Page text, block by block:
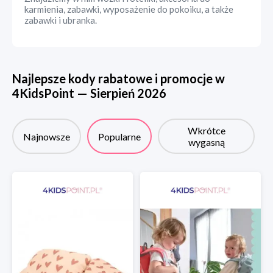
karmienia, zabawki, wyposażenie do pokoiku, a także
zabawki i ubranka.
Najlepsze kody rabatowe i promocje w
4KidsPoint — Sierpień 2026
Najnowsze Popularne
Wkrótce
wygasną